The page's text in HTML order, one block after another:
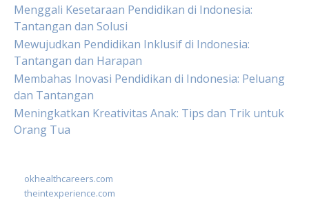
Menggali Kesetaraan Pendidikan di Indonesia:
Tantangan dan Solusi
Mewujudkan Pendidikan Inklusif di Indonesia:
Tantangan dan Harapan
Membahas Inovasi Pendidikan di Indonesia: Peluang
dan Tantangan
Meningkatkan Kreativitas Anak: Tips dan Trik untuk
Orang Tua
okhealthcareers.com
theintexperience.com